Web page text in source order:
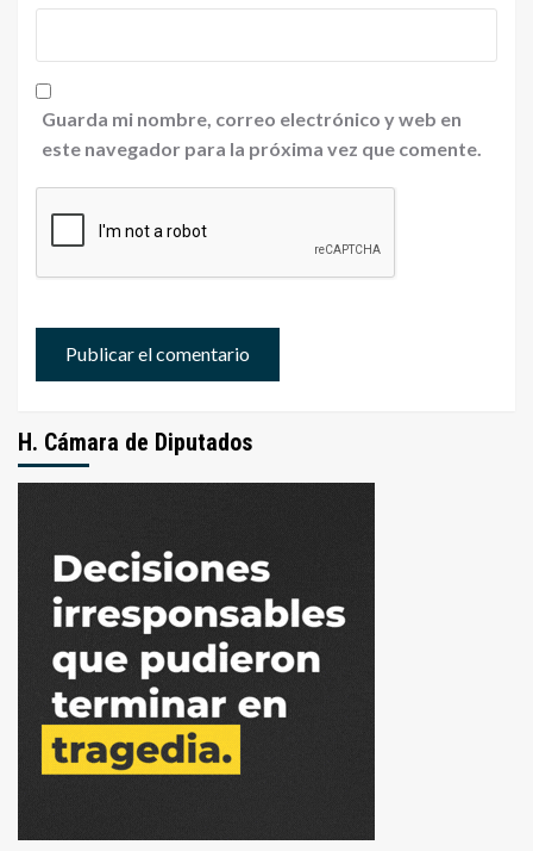
Guarda mi nombre, correo electrónico y web en
este navegador para la próxima vez que comente.
H. Cámara de Diputados